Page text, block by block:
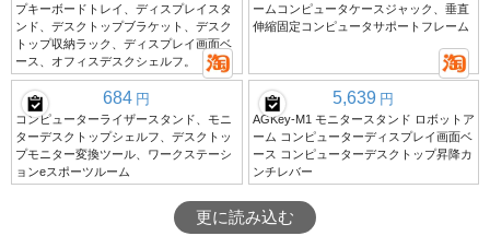
プキーボードトレイ、ディスプレイスタ
ンド、デスクトップブラケット、デスク
トップ収納ラック、ディスプレイ画面ベ
ース、オフィスデスクシェルフ。
ームコンピュータケースジャック、垂直
伸縮固定コンピュータサポートフレーム
684 円
コンピューターライザースタンド、モニ
ターデスクトップシェルフ、デスクトッ
プモニター変換ツール、ワークステーシ
ョンeスポーツルーム
5,639 円
AGKey-M1 モニタースタンド ロボットア
ーム コンピューターディスプレイ画面ベ
ース コンピューターデスクトップ昇降カ
ンチレバー
更に読み込む